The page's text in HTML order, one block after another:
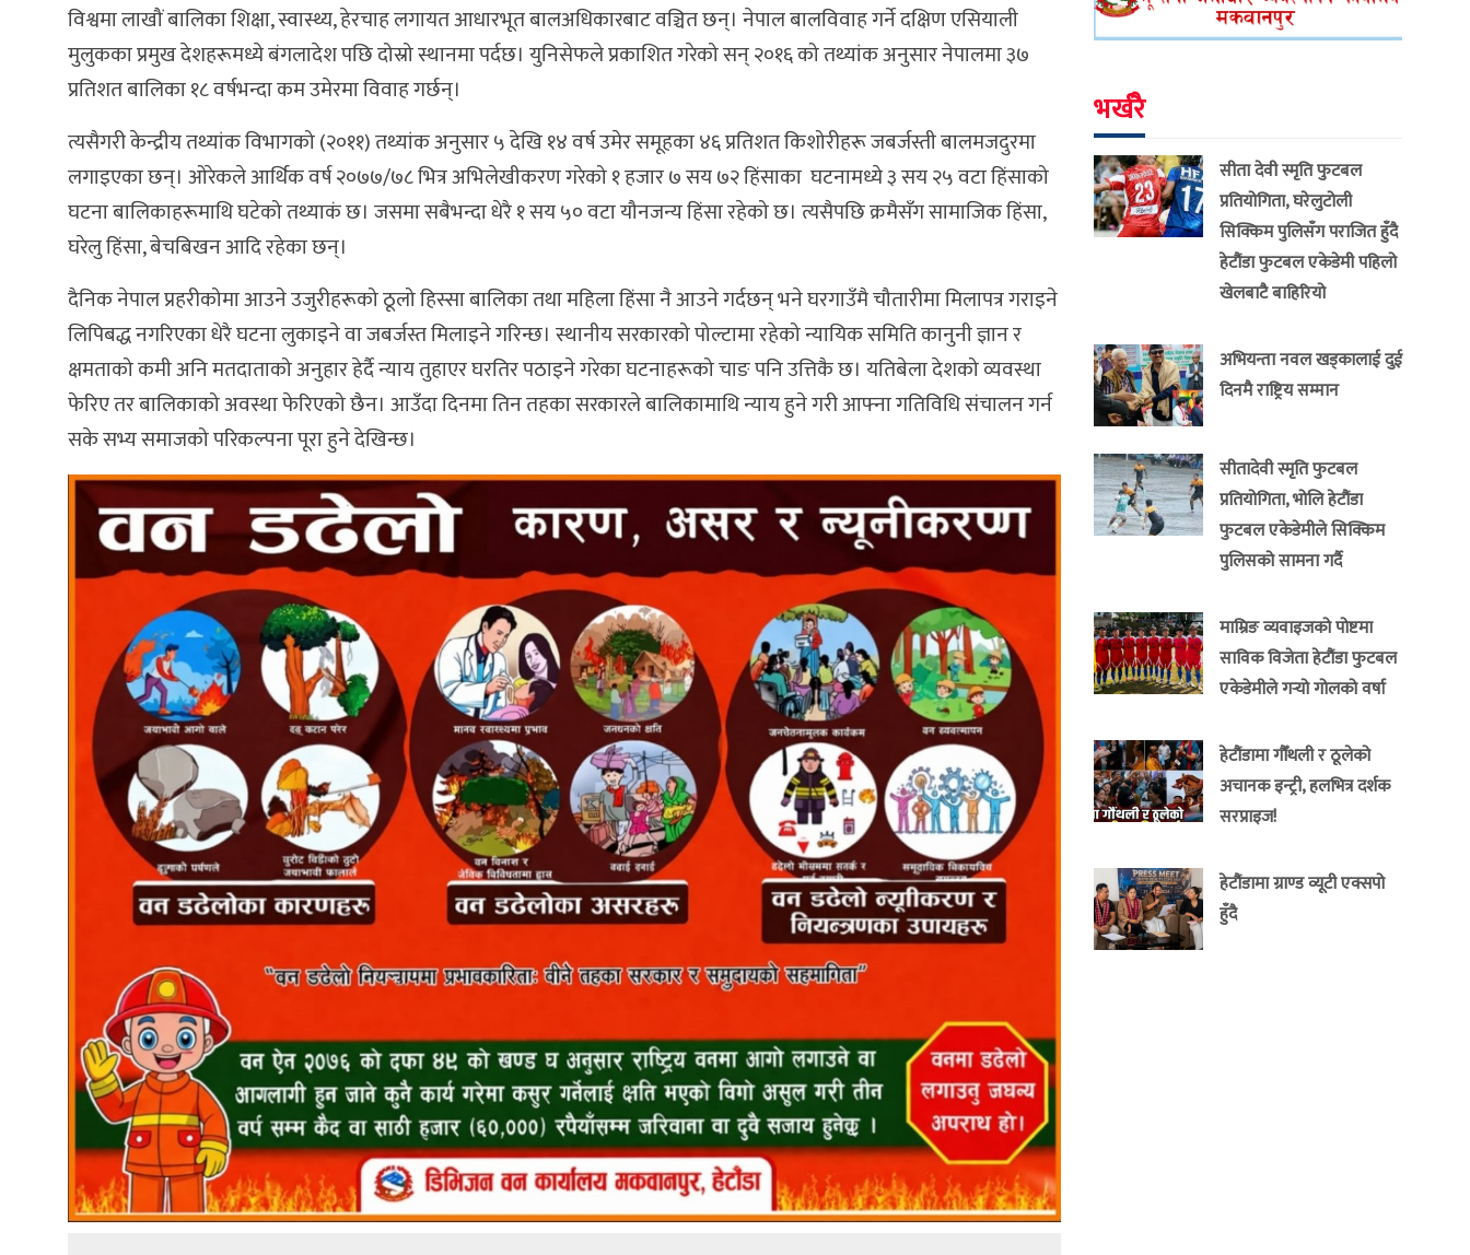
विश्वमा लाखौं बालिका शिक्षा, स्वास्थ्य, हेरचाह लगायत आधारभूत बालअधिकारबाट वञ्चित छन्। नेपाल बालविवाह गर्ने दक्षिण एसियाली
मुलुकका प्रमुख देशहरूमध्ये बंगलादेश पछि दोस्रो स्थानमा पर्दछ। युनिसेफले प्रकाशित गरेको सन् २०१६ को तथ्यांक अनुसार नेपालमा ३७
प्रतिशत बालिका १८ वर्षभन्दा कम उमेरमा विवाह गर्छन्।
त्यसैगरी केन्द्रीय तथ्यांक विभागको (२०११) तथ्यांक अनुसार ५ देखि १४ वर्ष उमेर समूहका ४६ प्रतिशत किशोरीहरू जबर्जस्ती बालमजदुरमा
लगाइएका छन्। ओरेकले आर्थिक वर्ष २०७७/७८ भित्र अभिलेखीकरण गरेको १ हजार ७ सय ७२ हिंसाका घटनामध्ये ३ सय २५ वटा हिंसाको
घटना बालिकाहरूमाथि घटेको तथ्याकं छ। जसमा सबैभन्दा धेरै १ सय ५० वटा यौनजन्य हिंसा रहेको छ। त्यसैपछि क्रमैसँग सामाजिक हिंसा,
घरेलु हिंसा, बेचबिखन आदि रहेका छन्।
दैनिक नेपाल प्रहरीकोमा आउने उजुरीहरूको ठूलो हिस्सा बालिका तथा महिला हिंसा नै आउने गर्दछन् भने घरगाउँमै चौतारीमा मिलापत्र गराइने
लिपिबद्ध नगरिएका धेरै घटना लुकाइने वा जबर्जस्त मिलाइने गरिन्छ। स्थानीय सरकारको पोल्टामा रहेको न्यायिक समिति कानुनी ज्ञान र
क्षमताको कमी अनि मतदाताको अनुहार हेर्दै न्याय तुहाएर घरतिर पठाइने गरेका घटनाहरूको चाङ पनि उत्तिकै छ। यतिबेला देशको व्यवस्था
फेरिए तर बालिकाको अवस्था फेरिएको छैन। आउँदा दिनमा तिन तहका सरकारले बालिकामाथि न्याय हुने गरी आफ्ना गतिविधि संचालन गर्न
सके सभ्य समाजको परिकल्पना पूरा हुने देखिन्छ।
भर्खरै
सीता देवी स्मृति फुटबल
प्रतियोगिता, घरेलुटोली
सिक्किम पुलिसँग पराजित हुँदै
हेटौंडा फुटबल एकेडेमी पहिलो
खेलबाटै बाहिरियो
अभियन्ता नवल खड्कालाई दुई
दिनमै राष्ट्रिय सम्मान
सीतादेवी स्मृति फुटबल
प्रतियोगिता, भोलि हेटौंडा
फुटबल एकेडेमीले सिक्किम
पुलिसको सामना गर्दै
माम्रिङ व्यवाइजको पोष्टमा
साविक विजेता हेटौंडा फुटबल
एकेडेमीले गर्‍यो गोलको वर्षा
हेटौंडामा गौँथली र ठूलेको
अचानक इन्ट्री, हलभित्र दर्शक
सरप्राइज!
हेटौंडामा ग्राण्ड व्यूटी एक्सपो
हुँदै